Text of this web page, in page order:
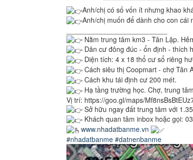
Anh/chị có số vốn ít nhưng khao
Anh/chị muốn để dành cho con
Nằm trung tâm km3 - Tân Lập.
Dân cư đông đúc - ổn định - thích
Diện tích: 4 x 18 thổ cư sổ riêng
Cách siêu thị Coopmart - chợ Tân
Cách khu tái định cư 200 mét.
Hạ tầng trường học. Chợ, trung
Vị trí: https://goo.gl/maps/
Sở hữu ngay đất trung tâm với
Khách quan tâm inbox hoặc gọi:
www.nhadatbanme.vn
#nhadatbanme #datnenbanme